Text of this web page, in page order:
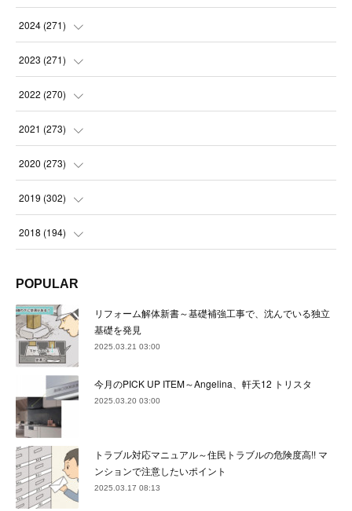
(14
(21
(21
2024 (271)
(21
(22
(23
(22
(24)
22)
(22)
(22)
(25
2023 (271)
(22
(23
(23
(21
(23 )
(24
(21
(24)
(21
( 23)
2022 (270)
(23
(23
(22
(23
(22 )
(23
(23
(22)
(24
( 21)
(20)
2021 (273)
(24
(23
(22
(23)
(23
(22)
(23
( 24)
(21)
2020 (273)
(24
(22
(22)
(24
(24)
(23
( 21)
(22)
2019 (302)
(23
(22)
(21)
(27)
(22
33)
(28)
2018 (194)
(17)
(32)
(36)
(30
34)
(8 )
POPULAR
リフォーム解体新書～基礎補強工事で、沈んでいる独立
基礎を発見
2025.03.21 03:00
今月のPICK UP ITEM～Angelina、軒天12 トリスタ
2025.03.20 03:00
トラブル対応マニュアル～住民トラブルの危険度高!! マ
ンションで注意したいポイント
2025.03.17 08:13